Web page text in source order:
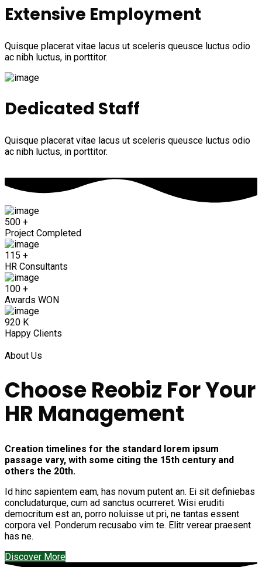
Extensive Employment
Quisque placerat vitae lacus ut sceleris queusce luctus odio
ac nibh luctus, in porttitor.
Dedicated Staff
Quisque placerat vitae lacus ut sceleris queusce luctus odio
ac nibh luctus, in porttitor.
500 +
Project Completed
115 +
HR Consultants
100 +
Awards WON
920 K
Happy Clients
About Us
Choose Reobiz For Your
HR Management
Creation timelines for the standard lorem ipsum
passage vary, with some citing the 15th century and
others the 20th.
Id hinc sapientem eam, has novum putent an. Ei sit definiebas
concludaturque, cum ad sanctus ocurreret. Wisi eruditi
democritum est an, porro noluisse ut pri, ne tantas essent
corpora vel. Ponderum recusabo vim te. Elitr verear praesent
has ne.
Discover More